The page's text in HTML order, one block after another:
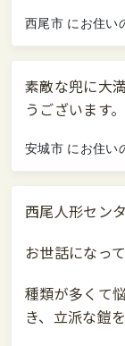
西尾市 にお住
素敵な兜に大
うございます。
安城市 にお住
西尾人形セン
お世話になっ
種類が多くて
き、立派な鎧